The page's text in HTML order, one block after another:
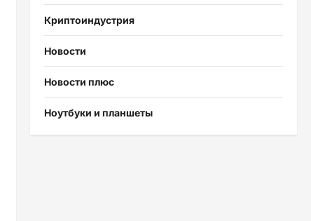
Криптоиндустрия
Новости
Новости плюс
Ноутбуки и планшеты